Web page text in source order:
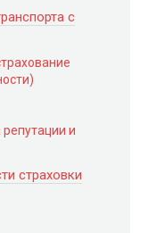
с
и
страховки